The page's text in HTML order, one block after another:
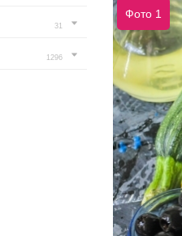
31
1296
Фото 1